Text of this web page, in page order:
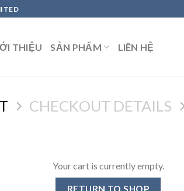
THIỆU SẢN PHẨM LIÊN HỆ
CHECKOUT DETAILS
Your cart is currently empty.
RETURN TO SHOP